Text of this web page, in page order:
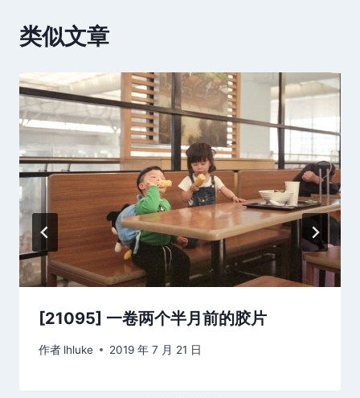
类似文章
[21095] 一卷两个半月前的胶片
作者 lhluke 2019 年 7 月 21 日